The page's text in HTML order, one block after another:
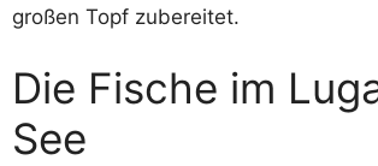
großen Topf zubereitet.
Die Fische im
See